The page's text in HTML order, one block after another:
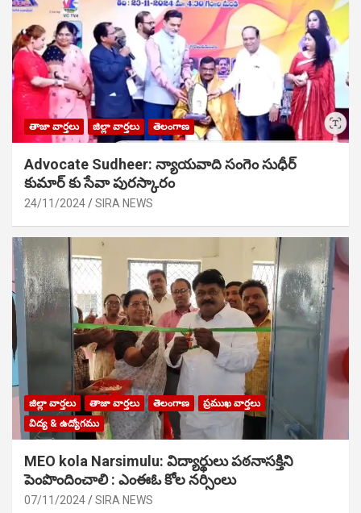
తాజా వార్తలు జిల్లా వార్తలు తెలంగాణ
Advocate Sudheer: న్యాయవాది సంగెం సుధీర్
కుమార్ కు సేవా పురస్కారం
24/11/2024 SIRA NEWS
జిల్లా వార్తలు తాజా వార్తలు తెలంగాణ
ప్రముఖ వార్తలు
విద్య & ఉద్యోగము
MEO kola Narsimulu: విద్యార్థులు పఠ‌నాసక్తిని
పెంపొందించాలి : ఎంఈఓ కోల నర్సింలు
07/11/2024 SIRA NEWS